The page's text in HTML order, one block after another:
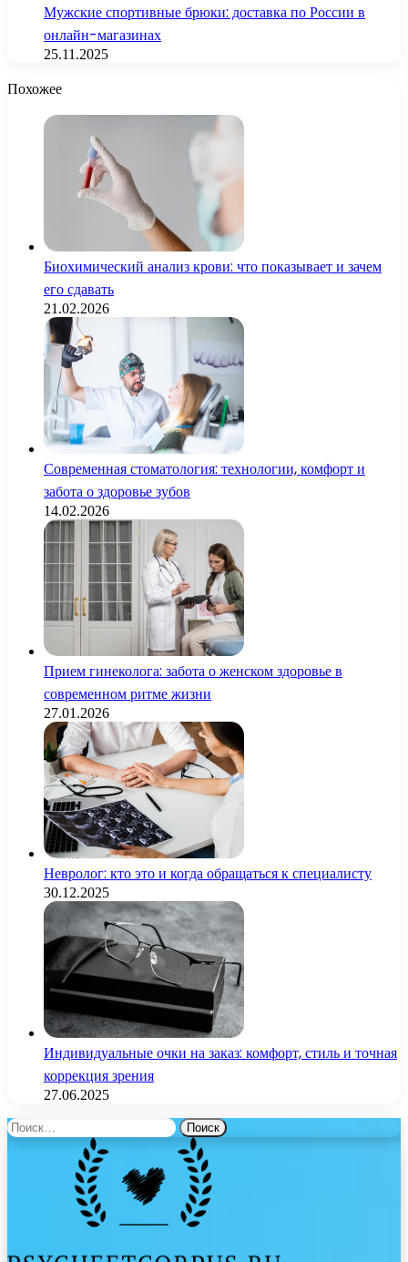
Мужские спортивные брюки: доставка по России в
онлайн-магазинах
25.11.2025
Похожее
Биохимический анализ крови: что показывает и зачем
его сдавать
21.02.2026
Современная стоматология: технологии, комфорт и
забота о здоровье зубов
14.02.2026
Прием гинеколога: забота о женском здоровье в
современном ритме жизни
27.01.2026
Невролог: кто это и когда обращаться к специалисту
30.12.2025
Индивидуальные очки на заказ: комфорт, стиль и точная
коррекция зрения
27.06.2025
Найти: